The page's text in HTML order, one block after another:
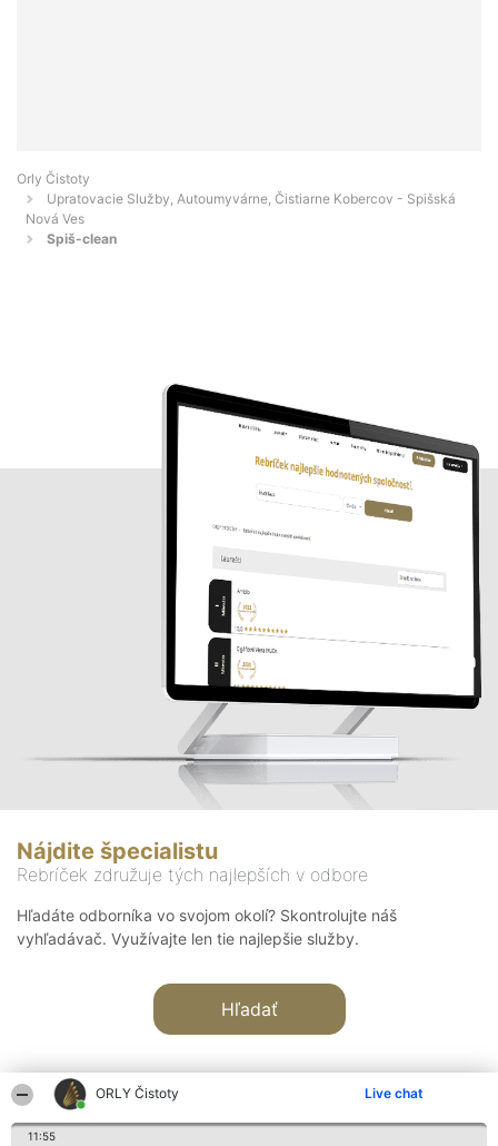
ORLY Čistoty Live chat
11:55
Orly Čistoty
Upratovacie Služby, Autoumyvárne, Čistiarne Kobercov - Spišská
Nová Ves
Spiš-clean
Nájdite špecialistu
Rebríček združuje tých najlepších v odbore
Hľadáte odborníka vo svojom okolí? Skontrolujte náš
vyhľadávač. Využívajte len tie najlepšie služby.
Hľadať